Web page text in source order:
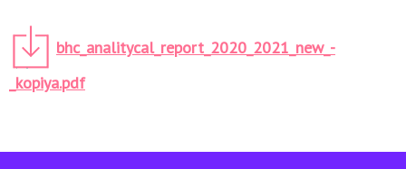
bhc_analitycal_report_2020_2021_new_-
_kopiya.pdf